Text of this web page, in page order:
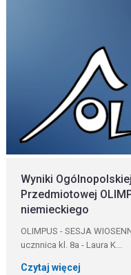
Wyniki
Przedmiotowej
niemieckiego
OLIMPUS - SESJA
ucznnica kl. 8a - Laura K...
Czytaj więcej